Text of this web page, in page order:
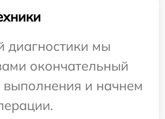
диагностики мы
окончательный
выполнения и начнем